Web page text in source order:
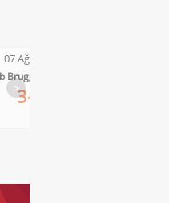
07 Ağustos
Brugge-Kortrijk
3-0
>